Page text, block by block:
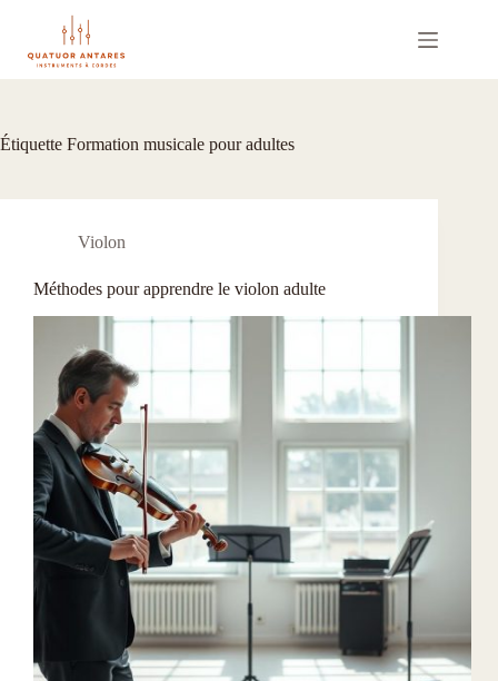
contenu
Étiquette Formation musicale pour adultes
Violon
Méthodes pour apprendre le violon adulte